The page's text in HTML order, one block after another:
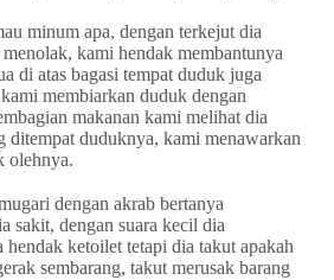
minum apa, dengan terkejut dia
kami hendak membantunya
di atas bagasi tempat duduk juga
membiarkan duduk dengan
makanan kami melihat dia
ditempat duduknya, kami menawarkan
olehnya.
dengan akrab bertanya
sakit, dengan suara kecil dia
ketoilet tetapi dia takut apakah
sembarang, takut merusak barang